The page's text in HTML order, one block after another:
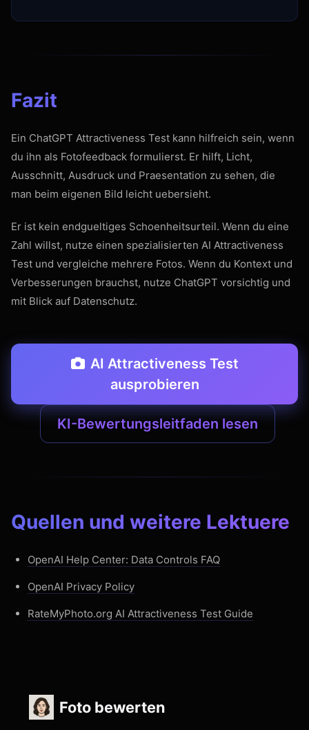
Fazit
Ein ChatGPT Attractiveness Test kann hilfreich sein, wenn
du ihn als Fotofeedback formulierst. Er hilft, Licht,
Ausschnitt, Ausdruck und Praesentation zu sehen, die
man beim eigenen Bild leicht uebersieht.
Er ist kein endgueltiges Schoenheitsurteil. Wenn du eine
Zahl willst, nutze einen spezialisierten AI Attractiveness
Test und vergleiche mehrere Fotos. Wenn du Kontext und
Verbesserungen brauchst, nutze ChatGPT vorsichtig und
mit Blick auf Datenschutz.
AI Attractiveness Test
ausprobieren
KI-Bewertungsleitfaden lesen
Quellen und weitere Lektuere
OpenAI Help Center: Data Controls FAQ
OpenAI Privacy Policy
RateMyPhoto.org AI Attractiveness Test Guide
Foto bewerten